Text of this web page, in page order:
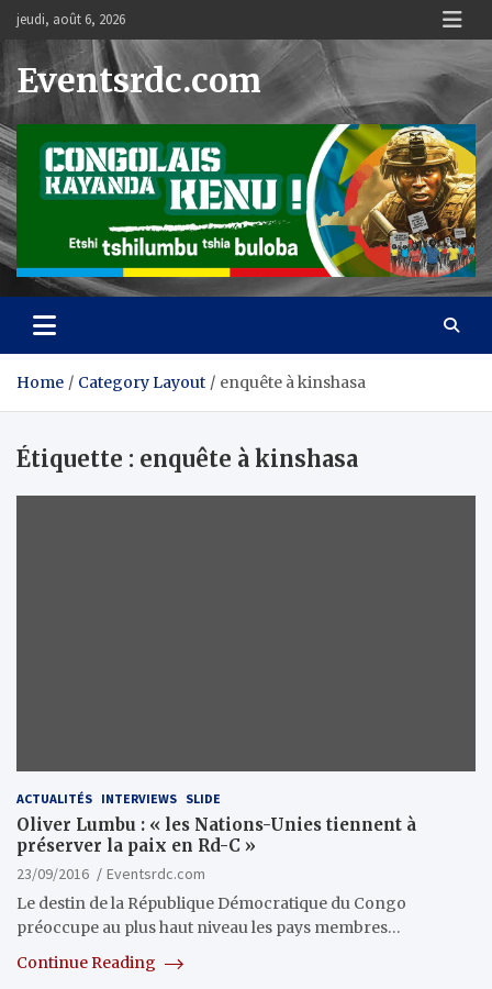
Skip
content
jeudi, août 6, 2026
Eventsrdc.com
Home Category Layout enquête à kinshasa
Étiquette : enquête à kinshasa
ACTUALITÉS INTERVIEWS SLIDE
Oliver Lumbu : « les Nations-Unies tiennent à
préserver la paix en Rd-C »
23/09/2016
Eventsrdc.com
Le destin de la République Démocratique du Congo
préoccupe au plus haut niveau les pays membres…
Continue Reading